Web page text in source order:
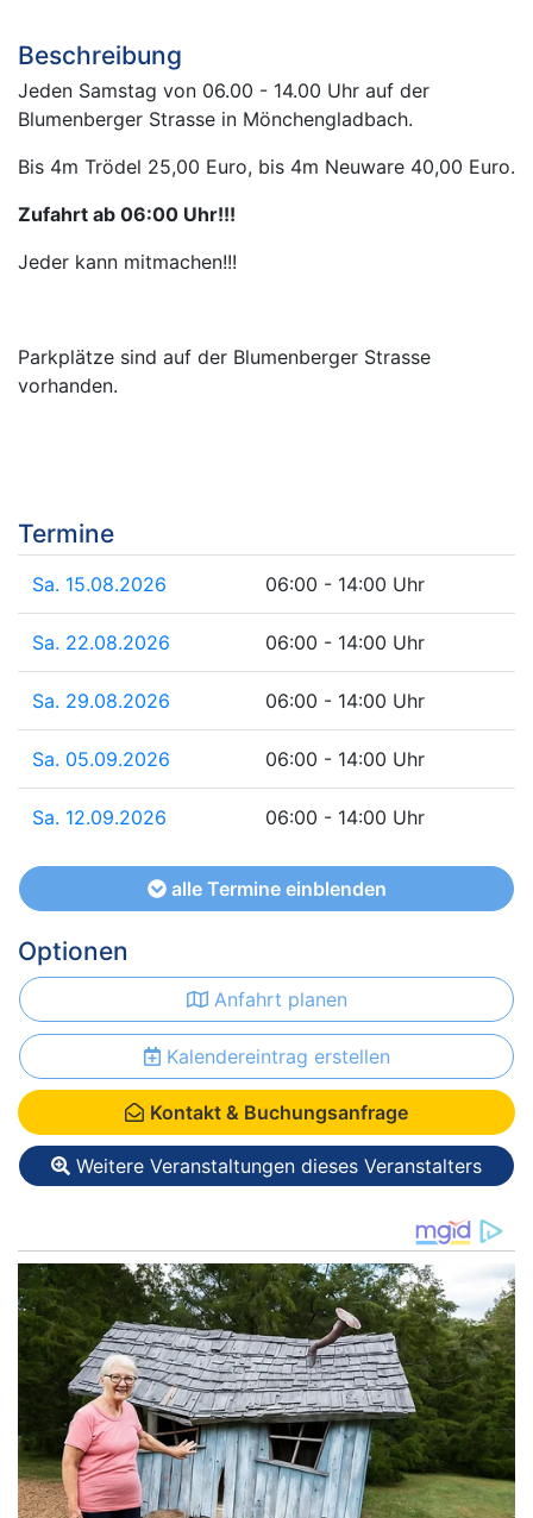
Beschreibung
Jeden Samstag von 06.00 - 14.00 Uhr auf der
Blumenberger Strasse in Mönchengladbach.
Bis 4m Trödel 25,00 Euro, bis 4m Neuware 40,00 Euro.
Zufahrt ab 06:00 Uhr!!!
Jeder kann mitmachen!!!
Parkplätze sind auf der Blumenberger Strasse
vorhanden.
Termine
Sa. 15.08.2026 06:00 - 14:00 Uhr
Sa. 22.08.2026 06:00 - 14:00 Uhr
Sa. 29.08.2026 06:00 - 14:00 Uhr
Sa. 05.09.2026 06:00 - 14:00 Uhr
Sa. 12.09.2026 06:00 - 14:00 Uhr
alle Termine einblenden
Optionen
Anfahrt planen
Kalendereintrag erstellen
Kontakt & Buchungsanfrage
Weitere Veranstaltungen dieses Veranstalters